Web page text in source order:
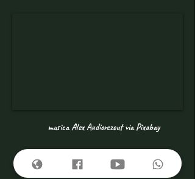
Created by MBR
from Noun Project
musica Alex Audiorezout via Pixabay